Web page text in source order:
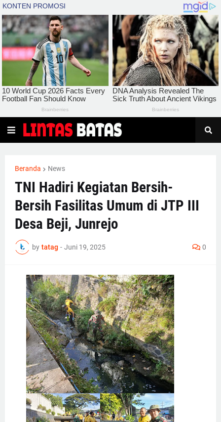
Beranda News
TNI Hadiri Kegiatan Bersih-
Bersih Fasilitas Umum di JTP III
Desa Beji, Junrejo
by tatag - Juni 19, 2025 0